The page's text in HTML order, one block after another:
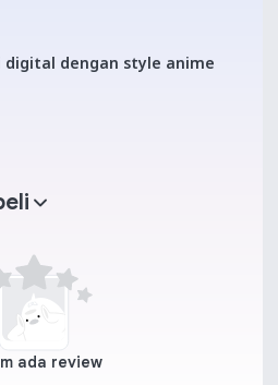
dengan style anime
ada review